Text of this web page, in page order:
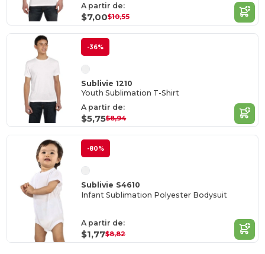
A partir de:
$7,00$10,55
-36%
Sublivie 1210
Youth Sublimation T-Shirt
A partir de:
$5,75$8,94
-80%
Sublivie S4610
Infant Sublimation Polyester Bodysuit
A partir de:
$1,77$8,82